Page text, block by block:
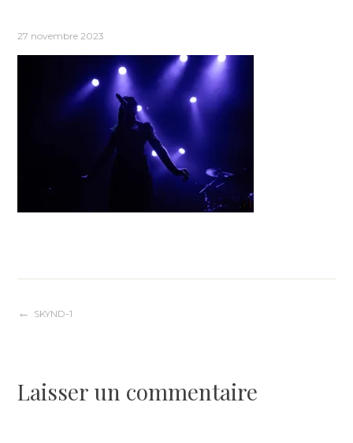
27 novembre 2023
Navigation
l’article
SKYND-1
Laisser un commentaire